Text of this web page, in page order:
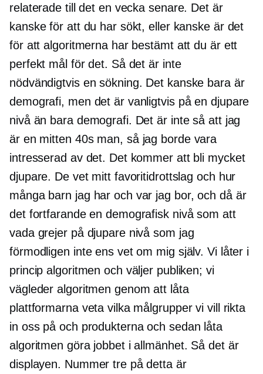
relaterade till det en vecka senare. Det är
kanske för att du har sökt, eller kanske är det
för att algoritmerna har bestämt att du är ett
perfekt mål för det. Så det är inte
nödvändigtvis en sökning. Det kanske bara är
demografi, men det är vanligtvis på en djupare
nivå än bara demografi. Det är inte så att jag
är en mitten 40sman, så jag borde vara
intresserad av det. Det kommer att bli mycket
djupare. De vet mitt favoritidrottslag och hur
många barn jag har och var jag bor, och då är
det fortfarande en demografisk nivå som att
vada grejer på djupare nivå som jag
förmodligen inte ens vet om mig själv. Vi låter i
princip algoritmen och väljer publiken; vi
vägleder algoritmen genom att låta
plattformarna veta vilka målgrupper vi vill rikta
in oss på och produkterna och sedan låta
algoritmen göra jobbet i allmänhet. Så det är
displayen. Nummer tre på detta är